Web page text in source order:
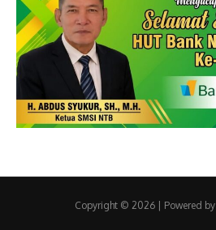
Copyright © 2026 | Powered by